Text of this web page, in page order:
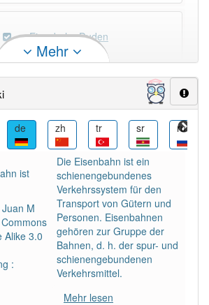
Eisenbahn Duden
10
-eisenbahn: 3
-eisenbahnaber mit einem
die: 0
Nutzer haben den Artikel
Mehr
de zh tr sr ru
M
Alike 3.0
:
Die Eisenbahn ist ein
schienengebundenes
Verkehrssystem für den
Transport von Gütern und
Personen. Eisenbahnen
gehören zur Gruppe der
Bahnen, d. h. der spur- und
schienengebundenen
Verkehrsmittel.
Mehr lesen